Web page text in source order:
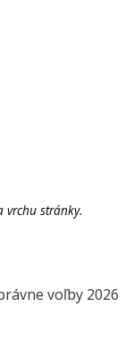
vrchu stránky.
voľby 2026